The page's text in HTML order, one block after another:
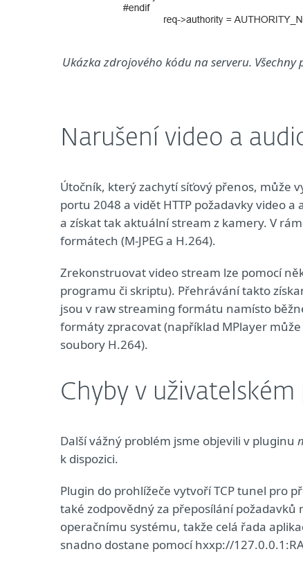
Ukázka zdrojového kódu na serveru.
Narušení video a
Útočník, který zachytí síťový přenos, může
portu 2048 a vidět HTTP požadavky video
a získat tak aktuální stream z kamery. V
formátech (M-JPEG a H.264).
Zrekonstruovat video stream lze pomocí
programu či skriptu). Přehrávání takto
jsou v raw streaming formátu namísto
formáty zpracovat (například MPlayer
soubory H.264).
Chyby v uživatelském
Další vážný problém jsme objevili v pluginu
k dispozici.
Plugin do prohlížeče vytvoří TCP tunel pro
také zodpovědný za přeposílání
operačnímu systému, takže celá řada
snadno dostane pomocí hxxp://